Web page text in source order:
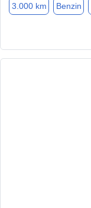
3.000 km Benzin